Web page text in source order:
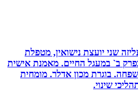
שני יועצת נישואין, מטפלת
ב` במעגל החיים. מאמנת אישית
בוגרת מכון אדלר. מומחית
שינוי.